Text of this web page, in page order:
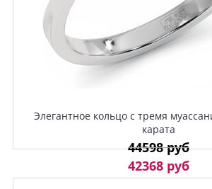
Элегантное кольцо с тремя
карата
44598 руб
42368 руб